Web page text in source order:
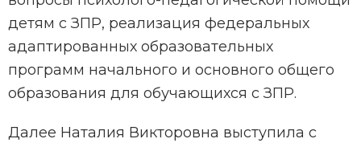
детям с ЗПР, реализация федеральных
адаптированных образовательных
программ начального и основного общего
образования для обучающихся с ЗПР.
Далее Наталия Викторовна выступила с